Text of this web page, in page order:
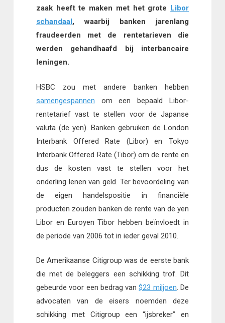
zaak heeft te maken met het grote
Libor
schandaal , waarbij banken jarenlang
fraudeerden met de rentetarieven die
werden gehandhaafd bij interbancaire
leningen.
HSBC zou met andere banken hebben
samengespannen om een bepaald Libor-
rentetarief vast te stellen voor de Japanse
valuta (de yen). Banken gebruiken de London
Interbank Offered Rate (Libor) en Tokyo
Interbank Offered Rate (Tibor) om de rente en
dus de kosten vast te stellen voor het
onderling lenen van geld. Ter bevoordeling van
de eigen handelspositie in financiële
producten zouden banken de rente van de yen
Libor en Euroyen Tibor hebben beïnvloedt in
de periode van 2006 tot in ieder geval 2010.
De Amerikaanse Citigroup was de eerste bank
die met de beleggers een schikking trof. Dit
gebeurde voor een bedrag van$23 miljoen. De
advocaten van de eisers noemden deze
schikking met Citigroup een “ijsbreker” en